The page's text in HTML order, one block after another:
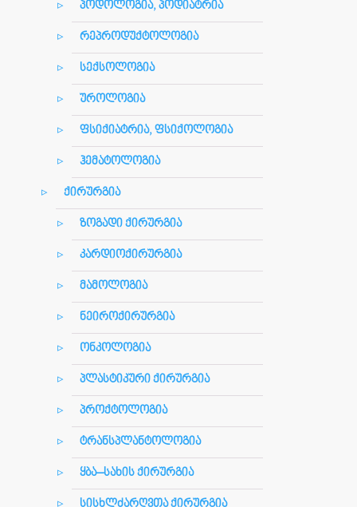
პოდოლოგია, პოდიატრია
რეპროდუქტოლოგია
სექსოლოგია
უროლოგია
ფსიქიატრია, ფსიქოლოგია
ჰემატოლოგია
ქირურგია
ზოგადი ქირურგია
კარდიოქირურგია
მამოლოგია
ნეიროქირურგია
ონკოლოგია
პლასტიკური ქირურგია
პროქტოლოგია
ტრანსპლანტოლოგია
ყბა–სახის ქირურგია
სისხლძარღვთა ქირურგია